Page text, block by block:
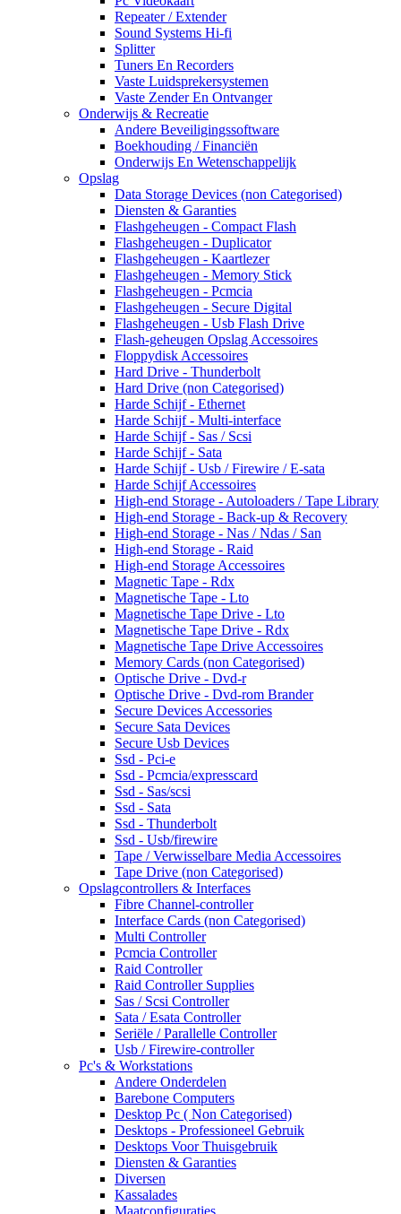
Repeater / Extender
Sound Systems Hi-fi
Splitter
Tuners En Recorders
Vaste Luidsprekersystemen
Vaste Zender En Ontvanger
Onderwijs & Recreatie
Andere Beveiligingssoftware
Boekhouding / Financiën
Onderwijs En Wetenschappelijk
Opslag
Data Storage Devices (non Categorised)
Diensten & Garanties
Flashgeheugen - Compact Flash
Flashgeheugen - Duplicator
Flashgeheugen - Kaartlezer
Flashgeheugen - Memory Stick
Flashgeheugen - Pcmcia
Flashgeheugen - Secure Digital
Flashgeheugen - Usb Flash Drive
Flash-geheugen Opslag Accessoires
Floppydisk Accessoires
Hard Drive - Thunderbolt
Hard Drive (non Categorised)
Harde Schijf - Ethernet
Harde Schijf - Multi-interface
Harde Schijf - Sas / Scsi
Harde Schijf - Sata
Harde Schijf - Usb / Firewire / E-sata
Harde Schijf Accessoires
High-end Storage - Autoloaders / Tape Library
High-end Storage - Back-up & Recovery
High-end Storage - Nas / Ndas / San
High-end Storage - Raid
High-end Storage Accessoires
Magnetic Tape - Rdx
Magnetische Tape - Lto
Magnetische Tape Drive - Lto
Magnetische Tape Drive - Rdx
Magnetische Tape Drive Accessoires
Memory Cards (non Categorised)
Optische Drive - Dvd-r
Optische Drive - Dvd-rom Brander
Secure Devices Accessories
Secure Sata Devices
Secure Usb Devices
Ssd - Pci-e
Ssd - Pcmcia/expresscard
Ssd - Sas/scsi
Ssd - Sata
Ssd - Thunderbolt
Ssd - Usb/firewire
Tape / Verwisselbare Media Accessoires
Tape Drive (non Categorised)
Opslagcontrollers & Interfaces
Fibre Channel-controller
Interface Cards (non Categorised)
Multi Controller
Pcmcia Controller
Raid Controller
Raid Controller Supplies
Sas / Scsi Controller
Sata / Esata Controller
Seriële / Parallelle Controller
Usb / Firewire-controller
Pc's & Workstations
Andere Onderdelen
Barebone Computers
Desktop Pc ( Non Categorised)
Desktops - Professioneel Gebruik
Desktops Voor Thuisgebruik
Diensten & Garanties
Diversen
Kassalades
Maatconfiguraties